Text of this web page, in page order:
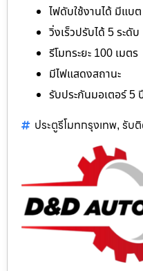
ไฟดับใช้งานได้ มีแบต
วิ่งเร็วปรับได้ 5 ระดับ
รีโมทระยะ 100 เมตร
มีไฟแสดงสถานะ
รับประกันมอเตอร์ 5
ประตูรีโมทกรุงเทพ, รับ